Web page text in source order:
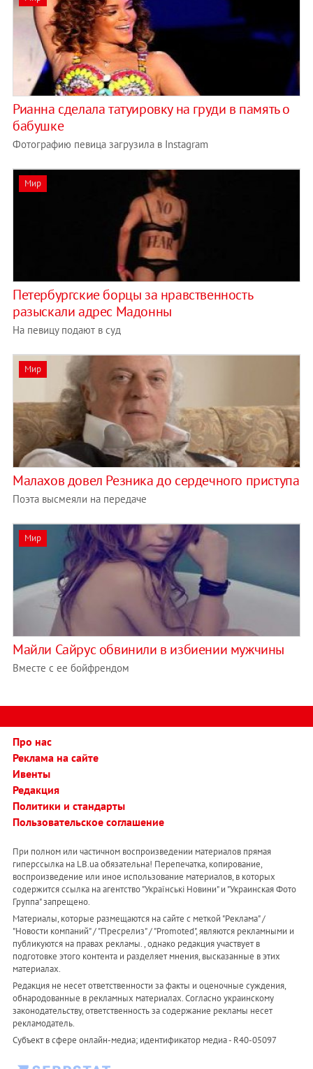
Рианна сделала татуировку на груди в память о
бабушке
Фотографию певица загрузила в Instagram
Мир
Петербургские борцы за нравственность
разыскали адрес Мадонны
На певицу подают в суд
Мир
Малахов довел Резника до сердечного приступа
Поэта высмеяли на передаче
Мир
Майли Сайрус обвинили в избиении мужчины
Вместе с ее бойфрендом
Про нас
Реклама на сайте
Ивенты
Редакция
Политики и стандарты
Пользовательское соглашение
При полном или частичном воспроизведении материалов прямая
гиперссылка на LB.ua обязательна! Перепечатка, копирование,
воспроизведение или иное использование материалов, в которых
содержится ссылка на агентство "Українськi Новини" и "Украинская Фото
Группа" запрещено.
Материалы, которые размещаются на сайте с меткой "Реклама" /
"Новости компаний" / "Пресрелиз" / "Promoted", являются рекламными и
публикуются на правах рекламы. , однако редакция участвует в
подготовке этого контента и разделяет мнения, высказанные в этих
материалах.
Редакция не несет ответственности за факты и оценочные суждения,
обнародованные в рекламных материалах. Согласно украинскому
законодательству, ответственность за содержание рекламы несет
рекламодатель.
Субъект в сфере онлайн-медиа; идентификатор медиа - R40-05097